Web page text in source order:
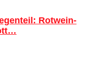
Rotwein-